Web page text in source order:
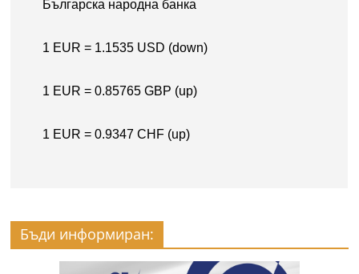
Бъди информиран: